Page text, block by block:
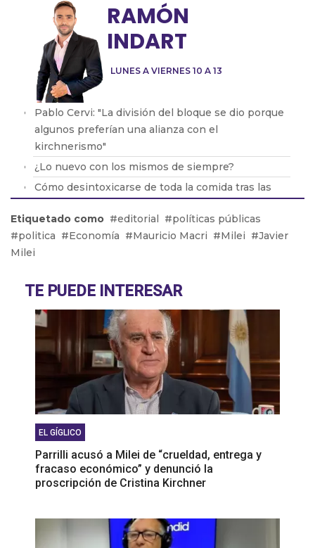
LUNES A VIERNES 10 A 13
RAMÓN
INDART
Pablo Cervi: "La división del bloque se dio porque
algunos preferían una alianza con el
kirchnerismo"
¿Lo nuevo con los mismos de siempre?
Cómo desintoxicarse de toda la comida tras las
El ministro de Seguridad de PBA no descartó la
vuelta del servicio militar obligatorio
Etiquetado como editorial
políticas públicas
politica
Economía Mauricio Macri Milei
Javier
Milei
TE PUEDE INTERESAR
EL GÍGLICO
Parrilli acusó a Milei de “crueldad, entrega y
fracaso económico” y denunció la
proscripción de Cristina Kirchner